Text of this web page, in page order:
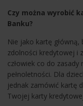
Czy można wyrobić
Banku?
Nie jako kartę
zdolności kredytowej i
człowiek co do zasady
pełnoletności. Dla
jednak zamówić kartę
Twojej karty